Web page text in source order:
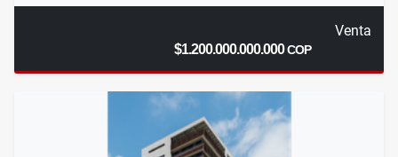
Venta
$1.200.000.000.000COP